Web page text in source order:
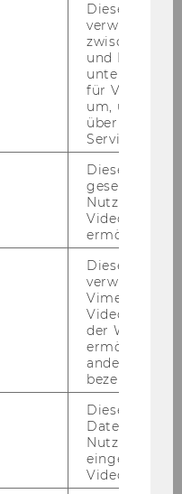
Dieses
verwendet,
zwischen
und Bots zu
für Vimeo
um, um
über die
Service zu
Dieses
gesetzt, um
Nutzung des
Videoplayers
ermöglichen
Dieses
verwendet,
Vimeo-
der WU-
ermöglichen
andere nicht
bezeichnete
Dieses
Daten von
Videos